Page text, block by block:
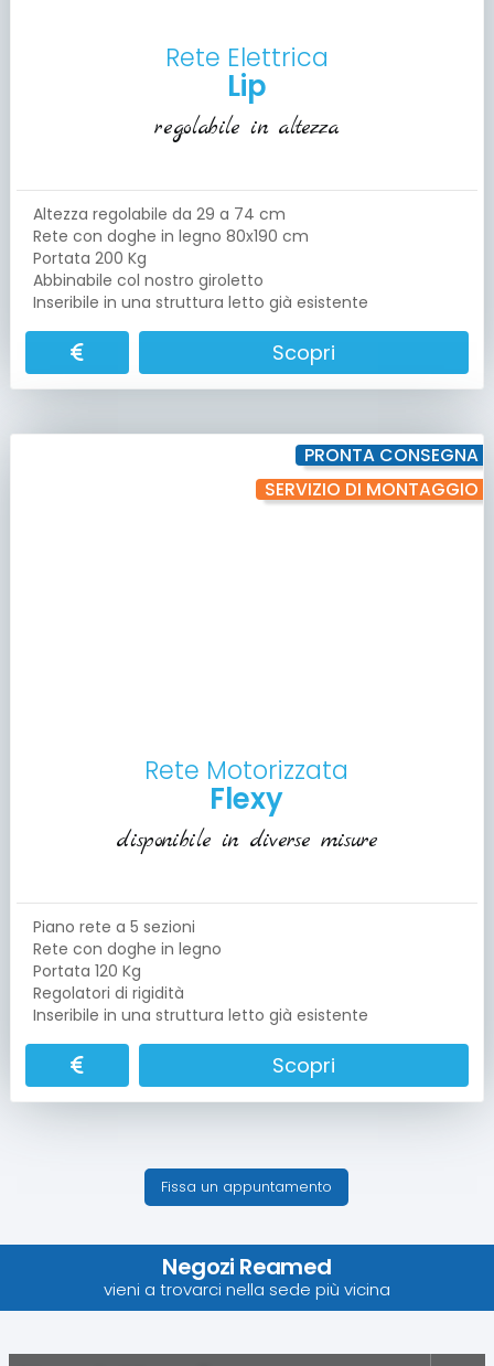
Rete Elettrica
Lip
regolabile in altezza
Altezza regolabile da 29 a 74 cm
Rete con doghe in legno 80x190 cm
Portata 200 Kg
Abbinabile col nostro giroletto
Inseribile in una struttura letto già esistente
Scopri
PRONTA CONSEGNA
SERVIZIO DI MONTAGGIO
Rete Motorizzata
Flexy
disponibile in diverse misure
Piano rete a 5 sezioni
Rete con doghe in legno
Portata 120 Kg
Regolatori di rigidità
Inseribile in una struttura letto già esistente
Scopri
Fissa un appuntamento
Negozi Reamed
vieni a trovarci nella sede più vicina